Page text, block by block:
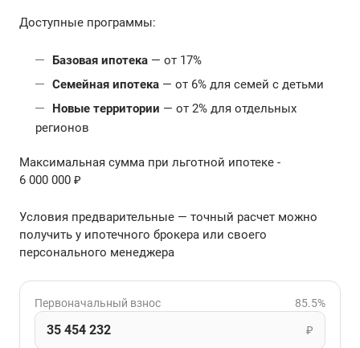
Доступные программы:
Базовая ипотека — от 17%
Семейная ипотека — от 6% для семей с детьми
Новые территории — от 2% для отдельных
регионов
Максимальная сумма при льготной ипотеке -
6 000 000 ₽
Условия предварительные — точный расчет можно
получить у ипотечного брокера или своего
персонального менеджера
Первоначальный взнос 85.5%
₽